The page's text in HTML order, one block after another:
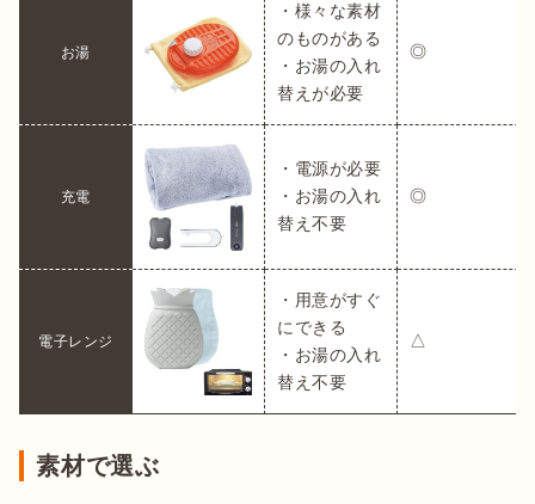
お湯
・様々な素材
のものがある
・お湯の入れ
替えが必要
◎
充電
・電源が必要
・お湯の入れ
替え不要
◎
電子レンジ
・用意がすぐ
にできる
・お湯の入れ
替え不要
△
素材で選ぶ